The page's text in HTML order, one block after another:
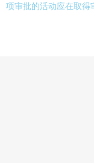
项审批的活动应在取得